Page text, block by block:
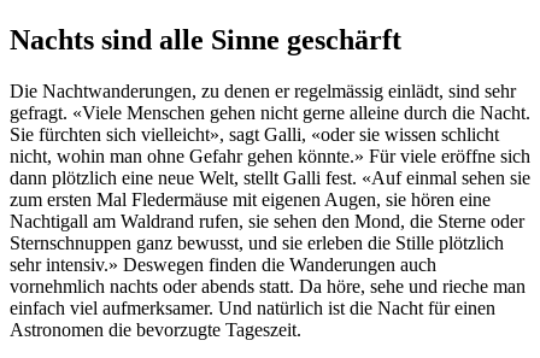
Nachts sind alle Sinne geschärft
Die Nachtwanderungen, zu denen er regelmässig einlädt, sind sehr
gefragt. «Viele Menschen gehen nicht gerne alleine durch die Nacht.
Sie fürchten sich vielleicht», sagt Galli, «oder sie wissen schlicht
nicht, wohin man ohne Gefahr gehen könnte.» Für viele eröffne sich
dann plötzlich eine neue Welt, stellt Galli fest. «Auf einmal sehen sie
zum ersten Mal Fledermäuse mit eigenen Augen, sie hören eine
Nachtigall am Waldrand rufen, sie sehen den Mond, die Sterne oder
Sternschnuppen ganz bewusst, und sie erleben die Stille plötzlich
sehr intensiv.» Deswegen finden die Wanderungen auch
vornehmlich nachts oder abends statt. Da höre, sehe und rieche man
einfach viel aufmerksamer. Und natürlich ist die Nacht für einen
Astronomen die bevorzugte Tageszeit.